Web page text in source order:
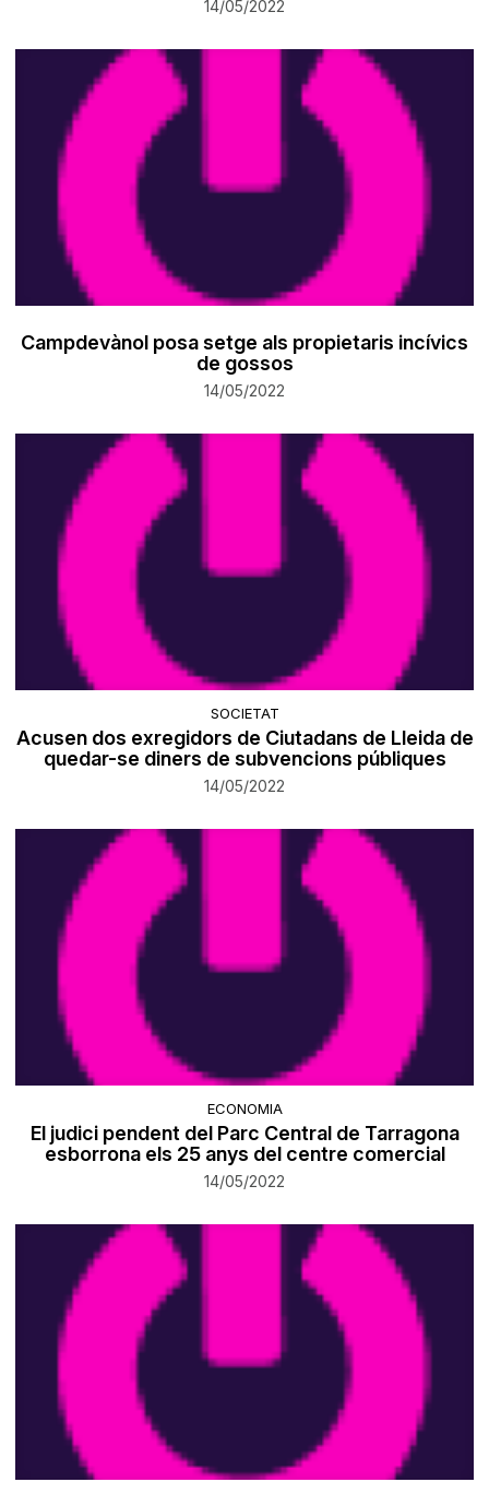
14/05/2022
Campdevànol posa setge als propietaris incívics
de gossos
14/05/2022
SOCIETAT
Acusen dos exregidors de Ciutadans de Lleida de
quedar-se diners de subvencions públiques
14/05/2022
ECONOMIA
El judici pendent del Parc Central de Tarragona
esborrona els 25 anys del centre comercial
14/05/2022